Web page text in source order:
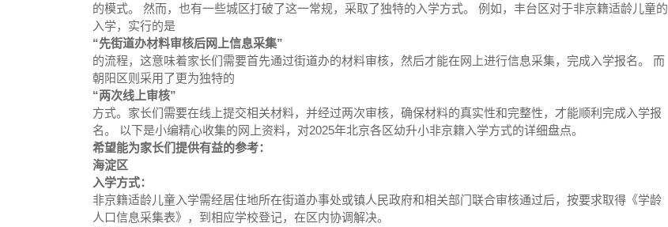
的模式。 然而，也有一些城区打破了这一常规，采取了独特的入学方式。 例如，丰台区对于非京籍适龄儿童的
入学，实行的是
“先街道办材料审核后网上信息采集”
的流程，这意味着家长们需要首先通过街道办的材料审核，然后才能在网上进行信息采集，完成入学报名。 而
朝阳区则采用了更为独特的
“两次线上审核”
方式。家长们需要在线上提交相关材料，并经过两次审核，确保材料的真实性和完整性，才能顺利完成入学报
名。 以下是小编精心收集的网上资料，对2025年北京各区幼升小非京籍入学方式的详细盘点。
希望能为家长们提供有益的参考：
海淀区
入学方式：
非京籍适龄儿童入学需经居住地所在街道办事处或镇人民政府和相关部门联合审核通过后，按要求取得《学龄
人口信息采集表》，到相应学校登记，在区内协调解决。